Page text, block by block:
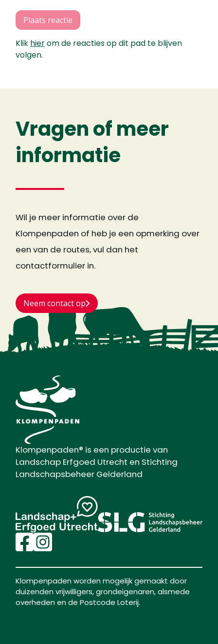
Plaats reactie
Klik hierom de reacties op dit pad te blijven
volgen.
Vragen of meer
informatie
Wil je meer informatie over de
Klompenpaden of heb je een opmerking over
een van de routes, vul dan het
contactformulier in.
Neem contact op
Klompenpaden® is een productie van
Landschap Erfgoed Utrecht en Stichting
Landschapsbeheer Gelderland
Klompenpaden worden mogelijk gemaakt door
duizenden vrijwilligers, grondeigenaren, alsmede
overheden en de Postcode Loterij.